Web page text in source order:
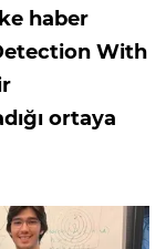
haber
With
ortaya